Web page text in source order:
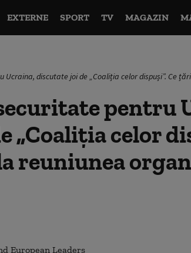
EXTERNE SPORT TV MAGAZIN
Ucraina, discutate joi de „Coaliția celor dispuși”. Ce
pentru
„Coaliția celor
reuniunea